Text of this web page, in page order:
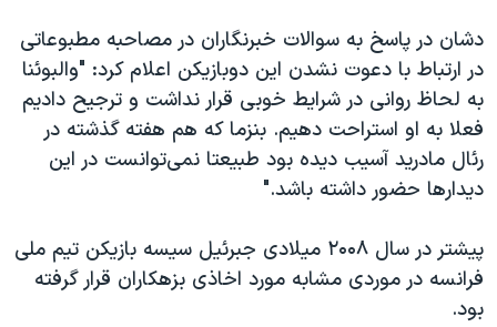
دشان در پاسخ به سوالات خبرنگاران در مصاحبه مطبوعاتی
در ارتباط با دعوت نشدن این دوبازیکن اعلام کرد: "والبوئنا
به لحاظ روانی در شرایط خوبی قرار نداشت و ترجیح دادیم
فعلا به او استراحت دهیم. بنزما که هم هفته گذشته در
رئال مادرید آسیب دیده بود طبیعتا نمی‌توانست در این
دیدارها حضور داشته باشد."
پیشتر در سال ۲۰۰۸ میلادی جبرئیل سیسه بازیکن تیم ملی
فرانسه در موردی مشابه مورد اخاذی بزهکاران قرار گرفته
بود.